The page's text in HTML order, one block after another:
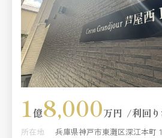
1 億8,000万円 利回り
所在地
兵庫県神戸市東灘区深江本町